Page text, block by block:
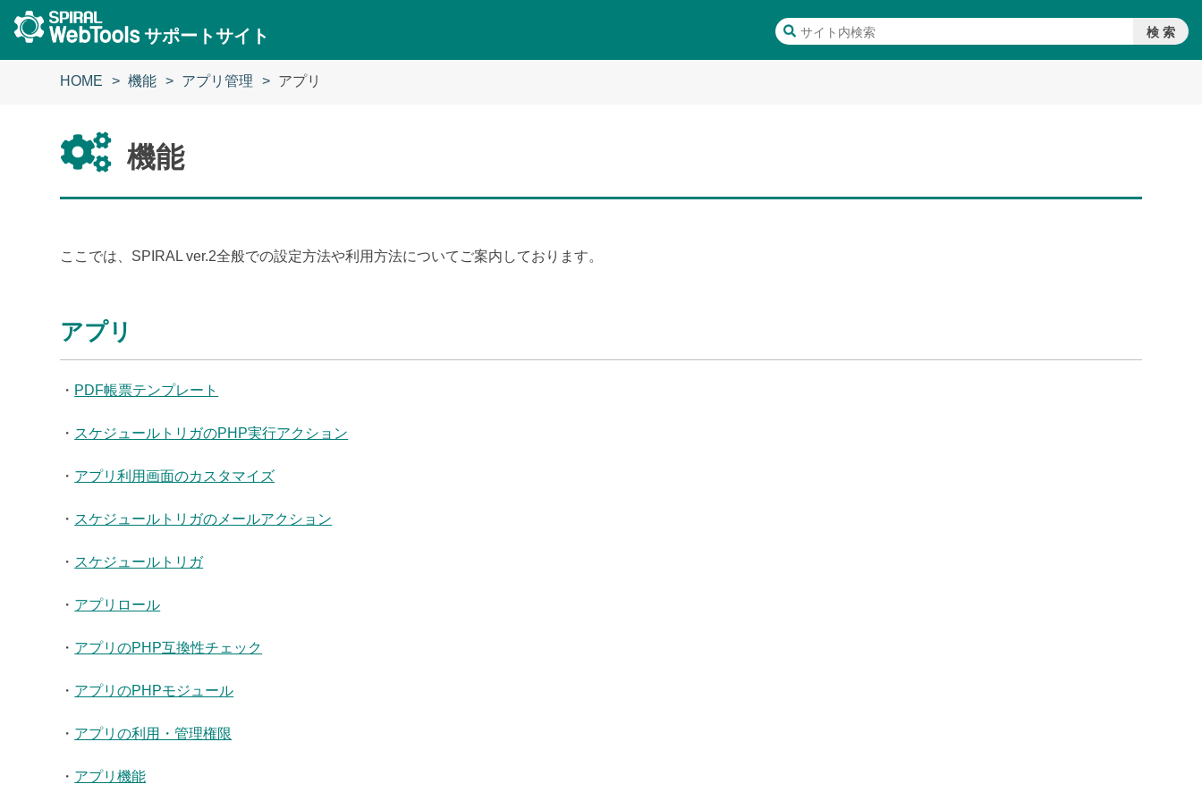
サポートサイト
HOME 機能 アプリ管理 アプリ
機能
ここでは、SPIRAL ver.2全般での設定方法や利用方法についてご案内しております。
アプリ
・ PDF帳票テンプレート
・ スケジュールトリガのPHP実行アクション
・ アプリ利用画面のカスタマイズ
・ スケジュールトリガのメールアクション
・ スケジュールトリガ
・ アプリロール
・ アプリのPHP互換性チェック
・ アプリのPHPモジュール
・ アプリの利用・管理権限
・ アプリ機能